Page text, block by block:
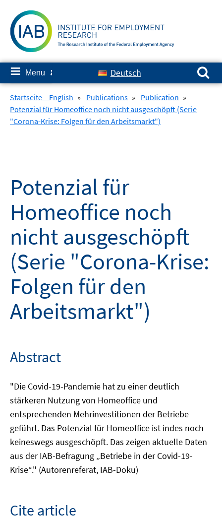
content
≡ Menu ✘ Deutsch
Search for:
Startseite – English » Publications » Publication »
Potenzial für Homeoffice noch nicht ausgeschöpft (Serie
"Corona-Krise: Folgen für den Arbeitsmarkt")
Potenzial für
Homeoffice noch
nicht ausgeschöpft
(Serie "Corona-Krise:
Folgen für den
Arbeitsmarkt")
Abstract
"Die Covid-19-Pandemie hat zu einer deutlich
stärkeren Nutzung von Homeoffice und
entsprechenden Mehrinvestitionen der Betriebe
geführt. Das Potenzial für Homeoffice ist indes noch
keineswegs ausgeschöpft. Das zeigen aktuelle Daten
aus der IAB-Befragung „Betriebe in der Covid-19-
Krise“." (Autorenreferat, IAB-Doku)
Cite article